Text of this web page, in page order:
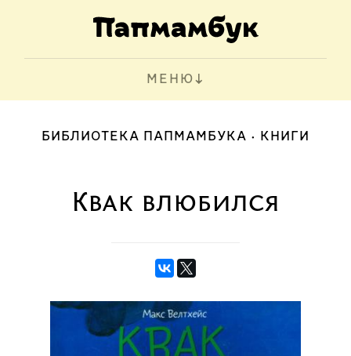
МЕНЮ
БИБЛИОТЕКА ПАПМАМБУКА КНИГИ
Квак влюбился